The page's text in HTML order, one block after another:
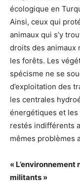
écologique en
Ainsi, ceux qui
animaux qui s’y
droits des animaux
les forêts. Les
spécisme ne se
d’exploitation des
les centrales
énergétiques et
restés indifférents
mêmes problèmes
« L’environnement
militants »